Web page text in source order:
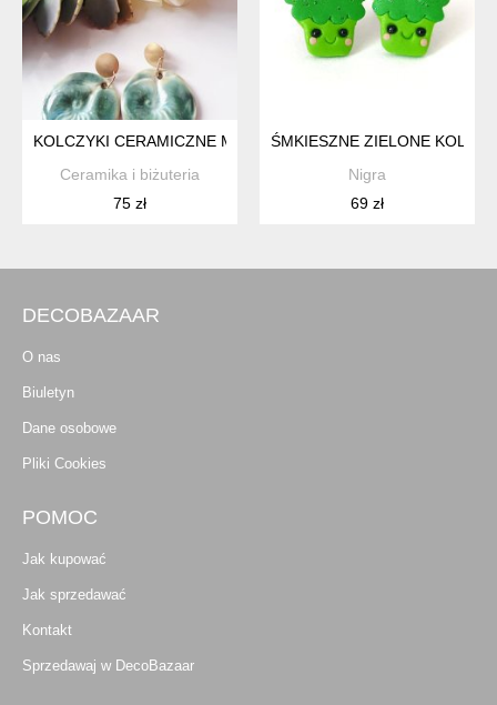
KOLCZYKI CERAMICZNE MUSZLE MORSKIE ZIELONE,
Ceramika i biżuteria
75 zł
ŚMKIESZNE ZIELONE
Nigra
69 zł
DECOBAZAAR
O nas
Biuletyn
Dane osobowe
Pliki Cookies
POMOC
Jak kupować
Jak sprzedawać
Kontakt
Sprzedawaj w DecoBazaar